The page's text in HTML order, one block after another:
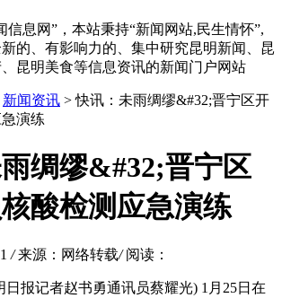
信息网”，本站秉持“新闻网站,民生情怀”,
的、有影响力的、集中研究昆明新闻、昆
昆明美食等信息资讯的新闻门户网站
新闻资讯 > 快讯：未雨绸缪&#32;晋宁区开
演练
绸缪&#32;晋宁区
酸检测应急演练
/ 来源：网络转载/ 阅读：
日报记者赵书勇通讯员蔡耀光) 1月25日在